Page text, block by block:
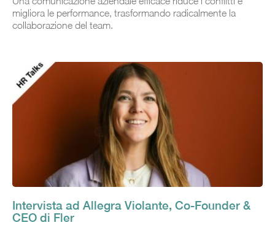
migliora le performance, trasformando radicalmente la
collaborazione del team.
Intervista ad Allegra Violante, Co-Founder &
CEO di Fler